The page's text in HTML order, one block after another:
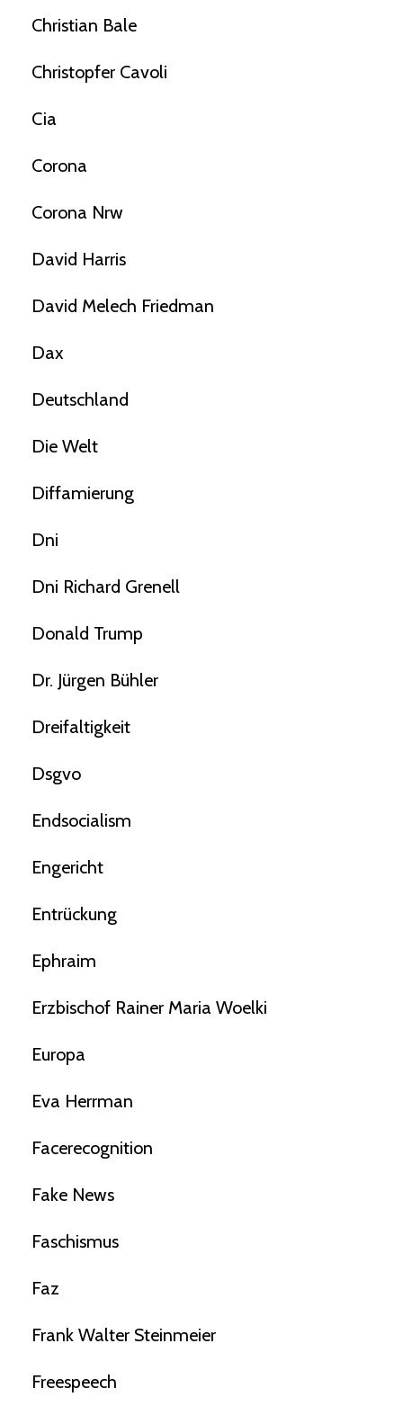
Christian Bale
Christopfer Cavoli
Cia
Corona
Corona Nrw
David Harris
David Melech Friedman
Dax
Deutschland
Die Welt
Diffamierung
Dni
Dni Richard Grenell
Donald Trump
Dr. Jürgen Bühler
Dreifaltigkeit
Dsgvo
Endsocialism
Engericht
Entrückung
Ephraim
Erzbischof Rainer Maria Woelki
Europa
Eva Herrman
Facerecognition
Fake News
Faschismus
Faz
Frank Walter Steinmeier
Freespeech